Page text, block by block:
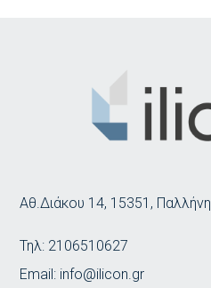
Αθ.Διάκου 14, 15351, Παλλήνη
Τηλ: 2106510627
Email: info@ilicon.gr